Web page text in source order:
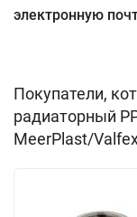
электронную
Покупатели,
радиаторный
MeerPlast/